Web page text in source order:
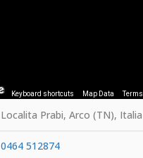
Keyboard shortcuts Map Data Terms
Localita Prabi, Arco (TN), Italia
0464 512874